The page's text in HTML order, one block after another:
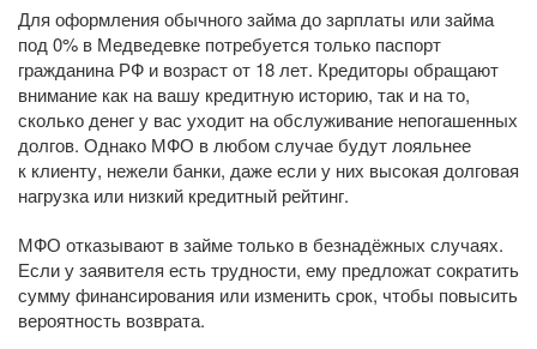
Для оформления обычного займа до зарплаты или займа
под 0% в Медведевке потребуется только паспорт
гражданина РФ и возраст от 18 лет. Кредиторы обращают
внимание как на вашу кредитную историю, так и на то,
сколько денег у вас уходит на обслуживание непогашенных
долгов. Однако МФО в любом случае будут лояльнее
к клиенту, нежели банки, даже если у них высокая долговая
нагрузка или низкий кредитный рейтинг.
МФО отказывают в займе только в безнадёжных случаях.
Если у заявителя есть трудности, ему предложат сократить
сумму финансирования или изменить срок, чтобы повысить
вероятность возврата.